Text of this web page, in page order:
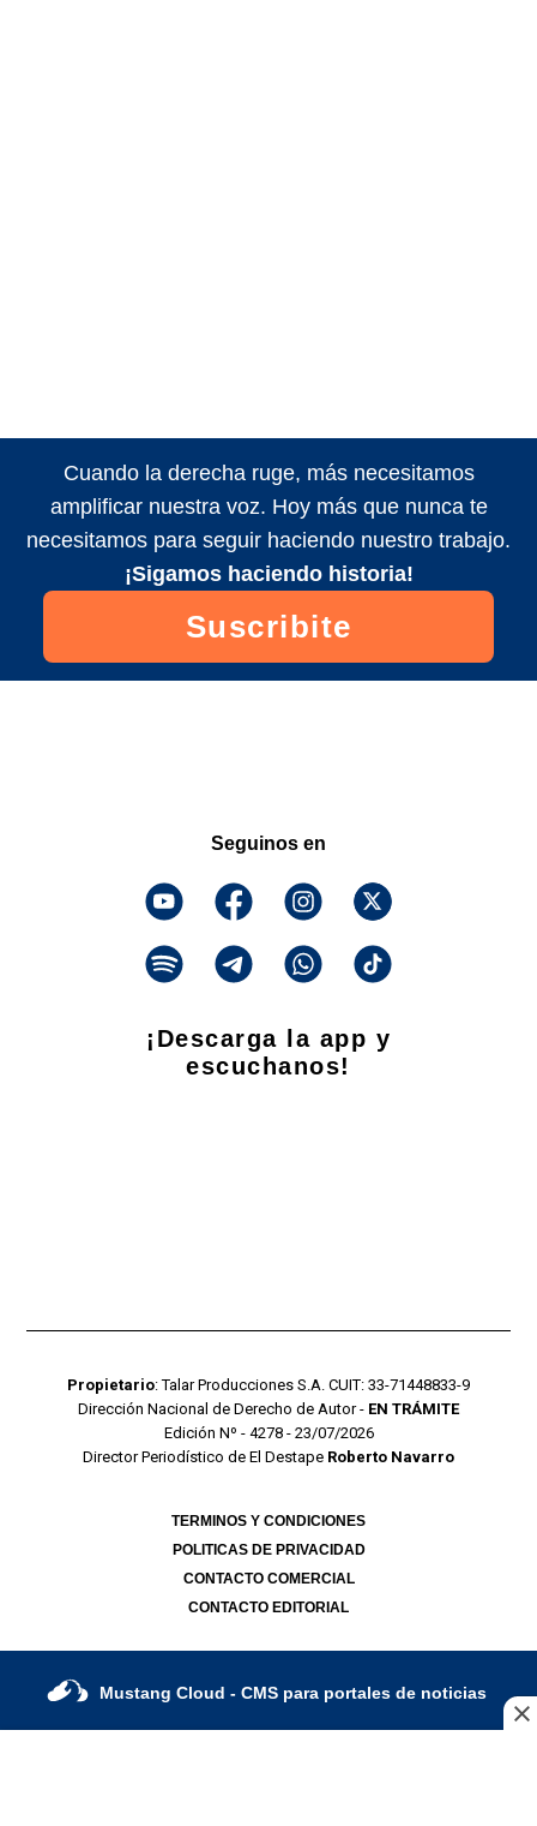
Cuando la derecha ruge, más necesitamos
amplificar nuestra voz. Hoy más que nunca te
necesitamos para seguir haciendo nuestro trabajo.
¡Sigamos haciendo historia!
Suscribite
Seguinos en
¡Descarga la app y
escuchanos!
Propietario: Talar Producciones S.A. CUIT: 33-71448833-9
Dirección Nacional de Derecho de Autor - EN TRÁMITE
Edición Nº - 4278 - 23/07/2026
Director Periodístico de El Destape Roberto Navarro
TERMINOS Y CONDICIONES
POLITICAS DE PRIVACIDAD
CONTACTO COMERCIAL
CONTACTO EDITORIAL
Mustang Cloud - CMS para portales de noticias